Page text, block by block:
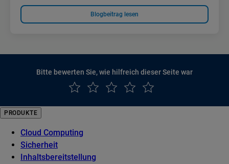
Blogbeitrag lesen
Bitte bewerten Sie, wie hilfreich dieser Seite war
PRODUKTE
Cloud Computing
Sicherheit
Inhaltsbereitstellung